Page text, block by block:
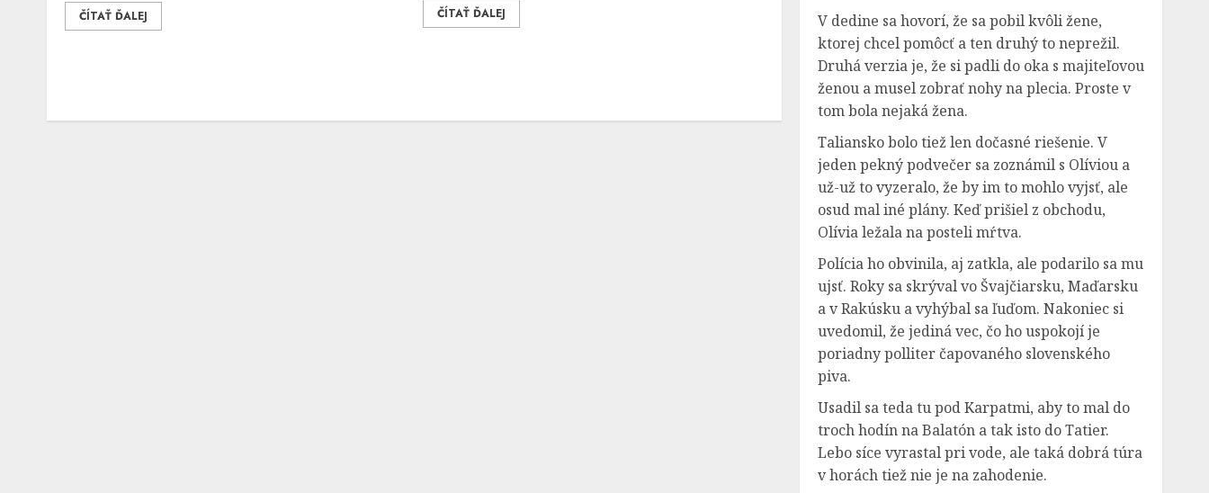
ČÍTAŤ ĎALEJ ČÍTAŤ ĎALEJ
V dedine sa hovorí, že sa pobil kvôli žene,
ktorej chcel pomôcť a ten druhý to neprežil.
Druhá verzia je, že si padli do oka s majiteľovou
ženou a musel zobrať nohy na plecia. Proste v
tom bola nejaká žena.
Taliansko bolo tiež len dočasné riešenie. V
jeden pekný podvečer sa zoznámil s Olíviou a
už-už to vyzeralo, že by im to mohlo vyjsť, ale
osud mal iné plány. Keď prišiel z obchodu,
Olívia ležala na posteli mŕtva.
Polícia ho obvinila, aj zatkla, ale podarilo sa mu
ujsť. Roky sa skrýval vo Švajčiarsku, Maďarsku
a v Rakúsku a vyhýbal sa ľuďom. Nakoniec si
uvedomil, že jediná vec, čo ho uspokojí je
poriadny polliter čapovaného slovenského
piva.
Usadil sa teda tu pod Karpatmi, aby to mal do
troch hodín na Balatón a tak isto do Tatier.
Lebo síce vyrastal pri vode, ale taká dobrá túra
v horách tiež nie je na zahodenie.